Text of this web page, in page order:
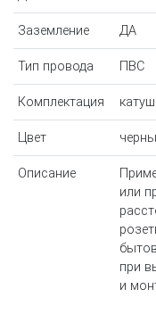
Заземление ДА
Тип провода ПВС
Комплектация
Цвет
Описание
или
при
и